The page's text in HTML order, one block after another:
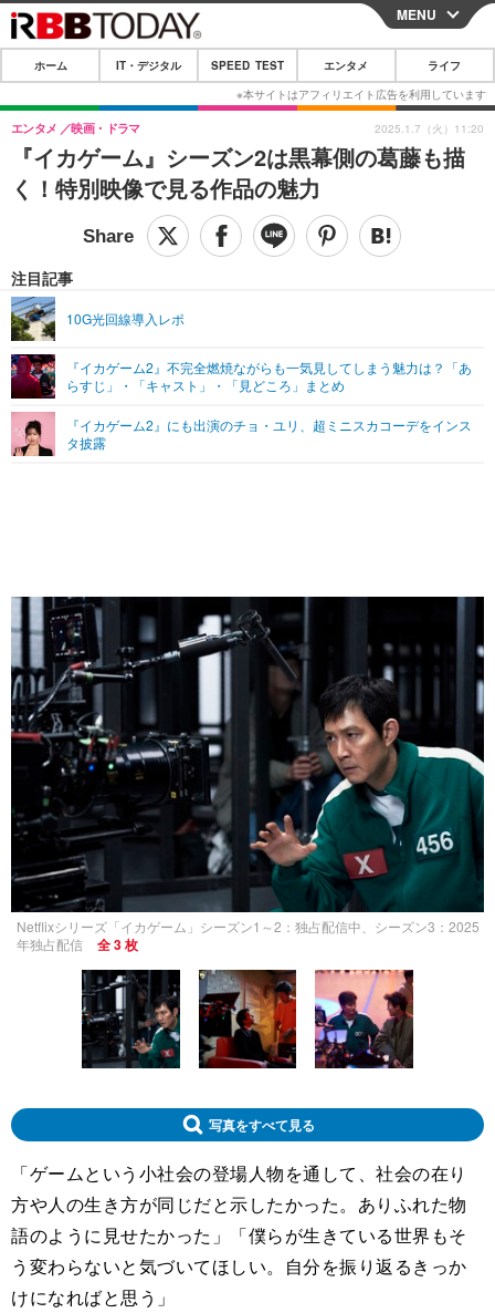
CLOSE
ホーム
IT・デジタル
IT・デジタルTOP スマートフォン
ショッピング その他
SPEED TEST
エンタメTOP 映画・ドラマ
グラビア
ショッピング その他
ライフTOP
その他
リリース一覧
プッシュ通知の停止方法
MENU
ホーム IT・デジタル SPEED TEST エンタメ ライフ
『イカゲーム』シーズン2は黒幕側の葛藤も描
く！特別映像で見る作品の魅力
エンタメ 映画・ドラマ
注目記事
10G光回線導入レポ
『イカゲーム2』不完全燃焼ながらも一気見してしまう魅力は？「あ
らすじ」・「キャスト」・「見どころ」まとめ
『イカゲーム2』にも出演のチョ・ユリ、超ミニスカコーデをインス
タ披露
2025.1.7（火）11:20
Netflixシリーズ「イカゲーム」シーズン1～2：独占配信中、シーズン3：2025
年独占配信
全 3 枚
写真をすべて見る
「ゲームという小社会の登場人物を通して、社会の在り
方や人の生き方が同じだと示したかった。ありふれた物
語のように見せたかった」「僕らが生きている世界もそ
う変わらないと気づいてほしい。自分を振り返るきっか
けになればと思う」